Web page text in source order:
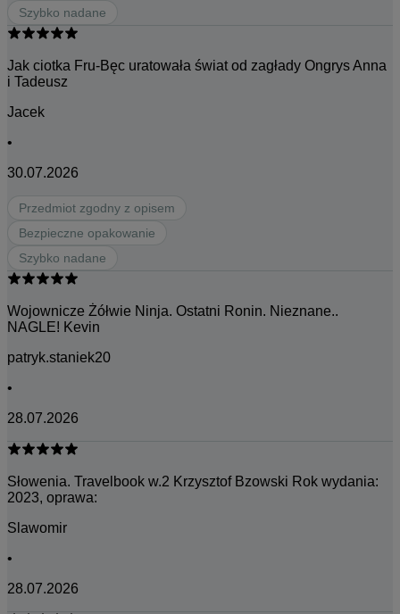
Szybko nadane
Jak ciotka Fru-Bęc uratowała świat od zagłady Ongrys Anna
i Tadeusz
Jacek
•
30.07.2026
Przedmiot zgodny z opisem
Bezpieczne opakowanie
Szybko nadane
Wojownicze Żółwie Ninja. Ostatni Ronin. Nieznane..
NAGLE! Kevin
patryk.staniek20
•
28.07.2026
Słowenia. Travelbook w.2 Krzysztof Bzowski Rok wydania:
2023, oprawa:
Slawomir
•
28.07.2026